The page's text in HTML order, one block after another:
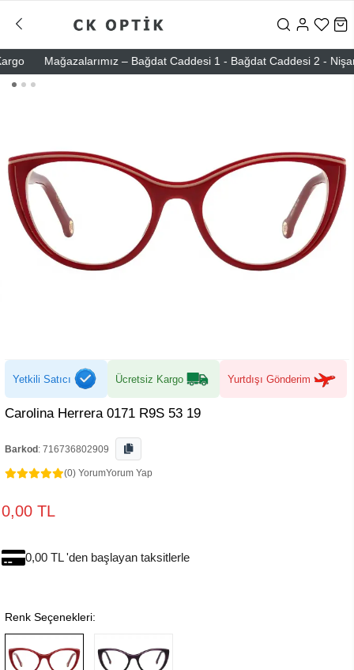
Mağazalarımız – Bağdat Caddesi 1 - Bağdat Caddesi 2 -
Yetkili Satıcı Ücretsiz Kargo Yurtdışı Gönderim
Carolina Herrera 0171 R9S 53 19
Barkod : 716736802909
(0) YorumYorum Yap
0,00 TL
0,00 TL 'den başlayan taksitlerle
Renk Seçenekleri: